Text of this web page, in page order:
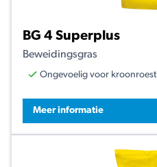
BG 4 Superplus
Beweidingsgras
Ongevoelig voor kroonroest
Meer informatie